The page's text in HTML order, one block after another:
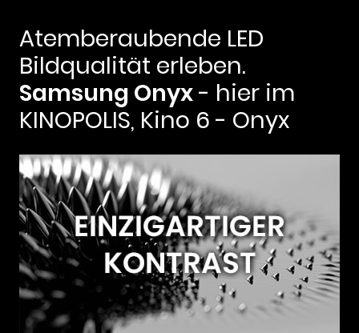
Atemberaubende LED
Bildqualität erleben.
Samsung Onyx- hier im
KINOPOLIS, Kino 6 - Onyx